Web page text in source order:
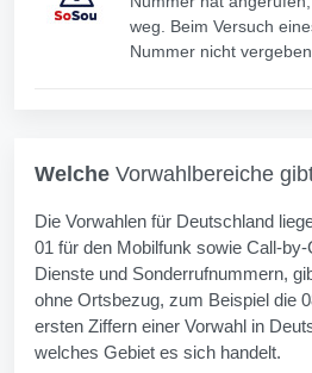
weg. Beim Versuch
Nummer nicht
Welche Vorwahlbereiche
Die Vorwahlen für Deutschland
01 für den Mobilfunk sowie Call-
Dienste und Sonderrufnummern,
ohne Ortsbezug, zum Beispiel die
ersten Ziffern einer Vorwahl in
welches Gebiet es sich handelt.